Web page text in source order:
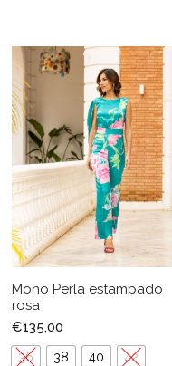
Mono Perla estampado
rosa
€135,00
36 38 40 42